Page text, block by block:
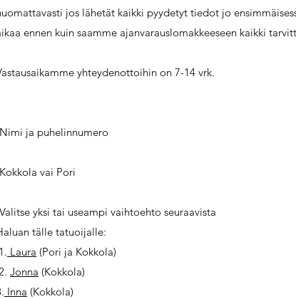
jos lähetät kaikki pyydetyt tiedot jo
ennen kuin saamme ajanvarauslomakkeeseen kaikki
yhteydenottoihin on 7-14 vrk.
ja puhelinnumero
vai Pori
yksi tai useampi vaihtoehto seuraavista
tälle tatuoijalle:
Laura (Pori ja Kokkola)
Jonna (Kokkola)
Inna (Kokkola)